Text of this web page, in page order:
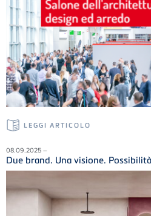
LEGGI ARTICOLO
08.09.2025 –
Due brand. Una visione.